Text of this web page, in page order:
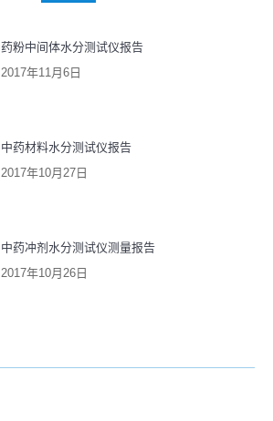
药粉中间体水分测试仪报告
2017年11月6日
中药材料水分测试仪报告
2017年10月27日
中药冲剂水分测试仪测量报告
2017年10月26日